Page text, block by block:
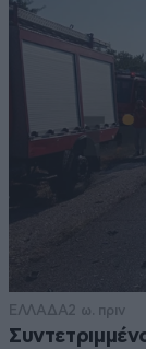
ΕΛΛΑΔΑ2 ω. πριν